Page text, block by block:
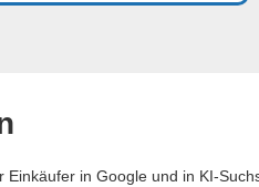
in Google und in KI-